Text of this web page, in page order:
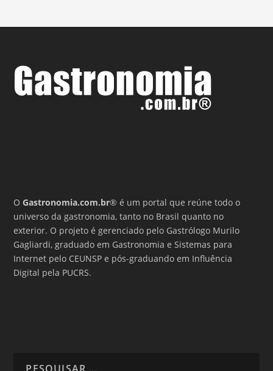
OGastronomia.com.br® é um portal que reúne todo o
universo da gastronomia, tanto no Brasil quanto no
exterior. O projeto é gerenciado pelo Gastrólogo Murilo
Gagliardi, graduado em Gastronomia e Sistemas para
Internet pelo CEUNSP e pós-graduando em Influência
Digital pela PUCRS.